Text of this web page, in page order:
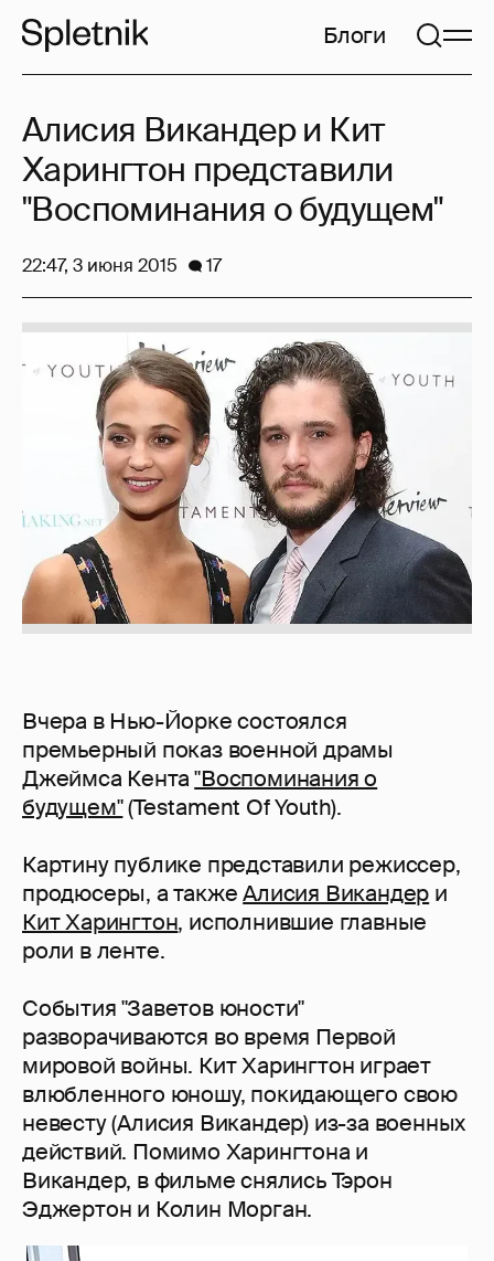
Блоги
Вчера в Нью-Йорке состоялся
премьерный показ военной драмы
Джеймса Кента"Воспоминания о
будущем"(Testament Of Youth).
Картину публике представили режиссер,
продюсеры, а такжеАлисия Викандер и
Кит Харингтон, исполнившие главные
роли в ленте.
События "Заветов юности"
разворачиваются во время Первой
мировой войны. Кит Харингтон играет
влюбленного юношу, покидающего свою
невесту (Алисия Викандер) из-за военных
действий. Помимо Харингтона и
Викандер, в фильме снялись Тэрон
Эджертон и Колин Морган.
Алисия Викандер и Кит
Харингтон представили
"Воспоминания о будущем"
22:47, 3 июня 2015 17